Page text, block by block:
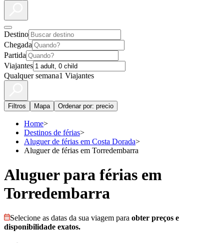
Destino
Chegada
Partida
Viajantes
Qualquer semana1 Viajantes
Filtros Mapa Ordenar por: precio
Home>
Destinos de férias>
Aluguer de férias em Costa Dorada>
Aluguer de férias em Torredembarra
Aluguer para férias em
Torredembarra
Selecione as datas da sua viagem para obter preços e
disponibilidade exatos.